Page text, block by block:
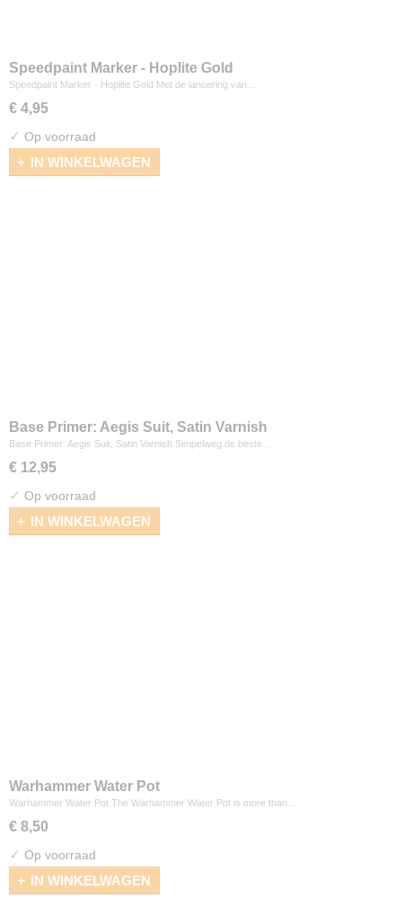
Speedpaint Marker - Hoplite Gold
Speedpaint Marker - Hoplite Gold Met de lancering van…
€ 4,95
✓ Op voorraad
IN WINKELWAGEN
Base Primer: Aegis Suit, Satin Varnish
Base Primer: Aegis Suit, Satin Varnish Simpelweg de beste…
€ 12,95
✓ Op voorraad
IN WINKELWAGEN
Warhammer Water Pot
Warhammer Water Pot The Warhammer Water Pot is more than…
€ 8,50
✓ Op voorraad
IN WINKELWAGEN